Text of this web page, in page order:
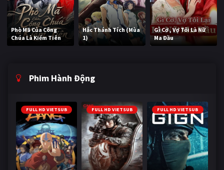
Phò Mã Của Công
Chúa Là Kiếm Tiên
Hắc Thánh Tích (Mùa
1)
Gì Cơ , Vợ Tôi Là Nữ
Ma Đầu
Phim Hành Động
FULL HD VIETSUB FULL HD VIETSUB FULL HD VIETSUB